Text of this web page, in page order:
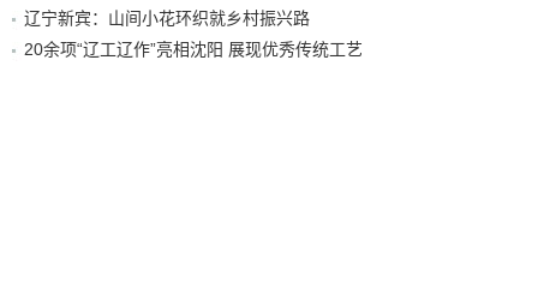
辽宁新宾：山间小花环织就乡村振兴路
20余项“辽工辽作”亮相沈阳 展现优秀传统工艺